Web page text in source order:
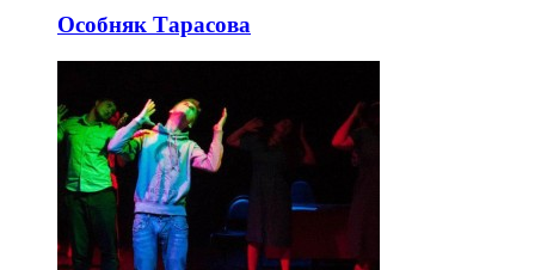
Особняк Тарасова